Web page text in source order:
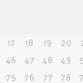
17 18 19 20
46 47 48 49
75 76 77 78